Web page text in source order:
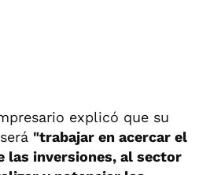
explicó que su
"trabajar en acercar el
las inversiones, al sector